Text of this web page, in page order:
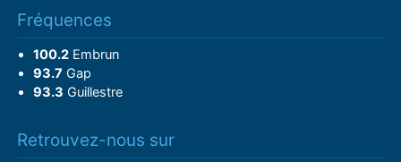
Fréquences
100.2Embrun
93.7 Gap
93.3 Guillestre
Retrouvez-nous sur